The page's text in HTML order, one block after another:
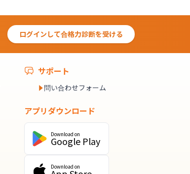
ログインして合格力診断を受ける
サポート
問い合わせフォーム
アプリダウンロード
Download on
Google Play
Download on